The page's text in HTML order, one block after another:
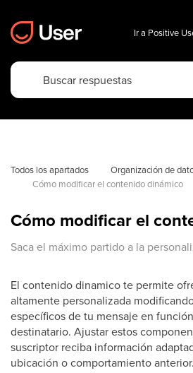
Ir a Positive
Todos los apartados Organización de
Cómo modificar el contenido dinámico
Cómo modificar el
Saca el máximo partido a la
El contenido dinamico te permite
altamente personalizada
específicos de tu mensaje en
destinatario. Ajustar estos
suscriptor reciba información
ubicación o comportamiento